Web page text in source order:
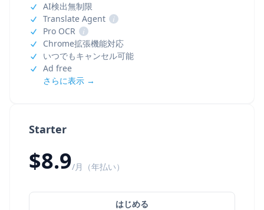
Starter
$8.9/月（年払い）
はじめる
AI検出無制限
Translate Agent
i
Pro OCR
i
Chrome拡張機能対応
いつでもキャンセル可能
Ad free
さらに表示 →